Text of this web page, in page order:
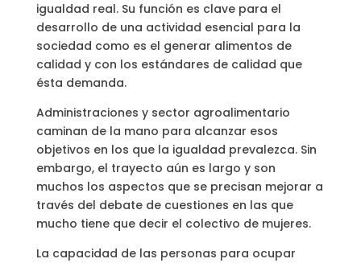
igualdad real. Su función es clave para el
desarrollo de una actividad esencial para la
sociedad como es el generar alimentos de
calidad y con los estándares de calidad que
ésta demanda.
Administraciones y sector agroalimentario
caminan de la mano para alcanzar esos
objetivos en los que la igualdad prevalezca. Sin
embargo, el trayecto aún es largo y son
muchos los aspectos que se precisan mejorar a
través del debate de cuestiones en las que
mucho tiene que decir el colectivo de mujeres.
La capacidad de las personas para ocupar